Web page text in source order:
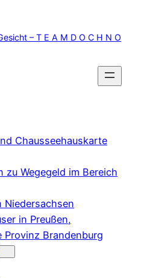
– T E A M D O C H N O
Chausseehauskarte
zu Wegegeld im Bereich
Niedersachsen
in Preußen,
Provinz Brandenburg